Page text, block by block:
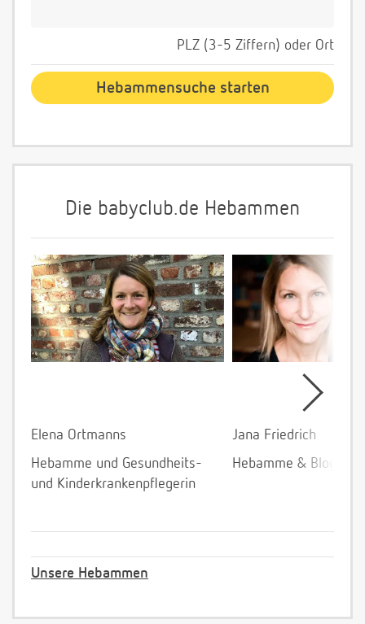
PLZ (3-5 Ziffern) oder Ort
Die babyclub.de Hebammen
Elena Ortmanns
Hebamme und Gesundheits-
und Kinderkrankenpflegerin
Jana Friedrich
Hebamme &
Unsere Hebammen